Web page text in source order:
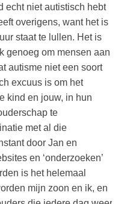
echt niet autistisch hebt
overigens, want het is
staat te lullen. Het is
genoeg om mensen aan
autisme niet een soort
excuus is om het
kind en jouw, in hun
te
met al die
door Jan en
en ‘onderzoeken’
is het helemaal
mijn zoon en ik, en